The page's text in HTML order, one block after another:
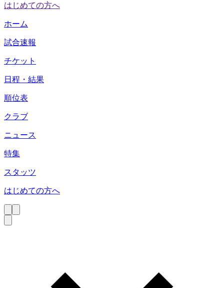
はじめての方へ
ホーム
試合速報
チケット
日程・結果
順位表
クラブ
ニュース
特集
スタッツ
はじめての方へ